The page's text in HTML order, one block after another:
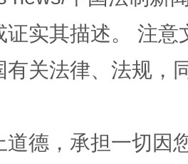
一次搞定
证实其描述。 注
有关法律、法规，
道德，承担一切因